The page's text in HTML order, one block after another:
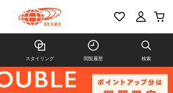
スタイリング 閲覧履歴 検索